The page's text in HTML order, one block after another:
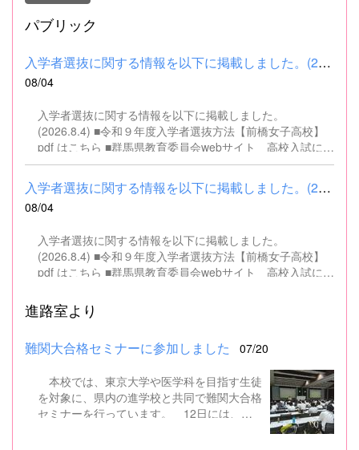
パブリック
入学者選抜に関する情報を以下に掲載しました。(2026.8.4) ■令和...
08/04
入学者選抜に関する情報を以下に掲載しました。
(2026.8.4) ■令和９年度入学者選抜方法【前橋女子高校】
pdf はこちら ■群馬県教育委員会webサイト 高校入試に関
するページはこちら
入学者選抜に関する情報を以下に掲載しました。(2026.8.4) ■令和...
08/04
入学者選抜に関する情報を以下に掲載しました。
(2026.8.4) ■令和９年度入学者選抜方法【前橋女子高校】
pdf はこちら ■群馬県教育委員会webサイト 高校入試に関
進路室より
難関大合格セミナーに参加しました 07/20
本校では、東京大学や医学科を目指す生徒
を対象に、県内の進学校と共同で難関大合格
セミナーを行っています。 12日には、本